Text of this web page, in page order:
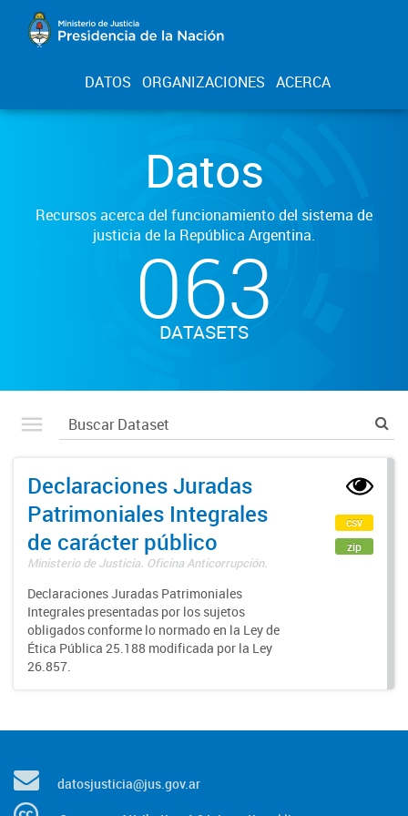
DATOS ORGANIZACIONES ACERCA
Datos
Recursos acerca del funcionamiento del sistema de
justicia de la República Argentina.
063
DATASETS
Declaraciones Juradas
Patrimoniales Integrales
de carácter público
Ministerio de Justicia. Oficina Anticorrupción.
Declaraciones Juradas Patrimoniales
Integrales presentadas por los sujetos
obligados conforme lo normado en la Ley de
Ética Pública 25.188 modificada por la Ley
26.857.
csv
zip
datosjusticia@jus.gov.ar